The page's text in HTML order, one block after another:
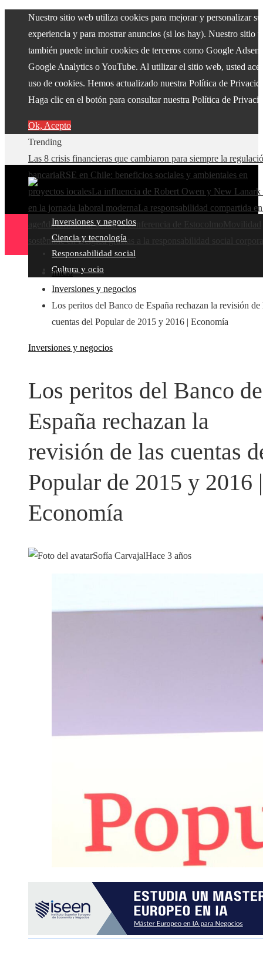
Nuestro sitio web utiliza cookies para mejorar y personalizar su
experiencia y para mostrar anuncios (si los hay). Nuestro sitio
también puede incluir cookies de terceros como Google
Google Analytics o YouTube. Al utilizar el sitio web, usted
uso de cookies. Hemos actualizado nuestra Política de
Haga clic en el botón para consultar nuestra Política de
Ok, Acepto
Trending
Las 8 crisis financieras que cambiaron para siempre la
bancariaRSE en Chile: beneficios sociales y ambientales en
proyectos localesLa influencia de Robert Owen y New
en la jornada laboral modernaLa responsabilidad compartida
agenda ambiental desde la conferencia de Estocolmo
sostenible en Bélgica gracias a la responsabilidad social
Inversiones y negocios
Ciencia y tecnología
Responsabilidad social
Cultura y ocio
Inicio
Inversiones y negocios
Los peritos del Banco de España rechazan la revisión de
cuentas del Popular de 2015 y 2016 | Economía
Inversiones y negocios
Los peritos del Banco de
España rechazan la
revisión de las cuentas
Popular de 2015 y 2016 |
Economía
Sofía CarvajalHace 3 años